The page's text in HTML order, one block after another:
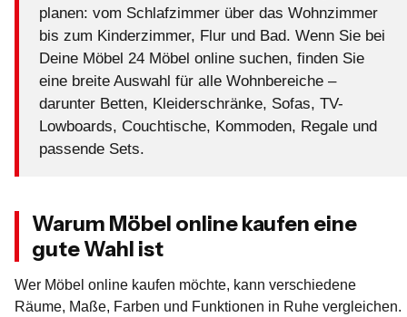
planen: vom Schlafzimmer über das Wohnzimmer
bis zum Kinderzimmer, Flur und Bad. Wenn Sie bei
Deine Möbel 24 Möbel online suchen, finden Sie
eine breite Auswahl für alle Wohnbereiche –
darunter Betten, Kleiderschränke, Sofas, TV-
Lowboards, Couchtische, Kommoden, Regale und
passende Sets.
Warum Möbel online kaufen eine
gute Wahl ist
Wer Möbel online kaufen möchte, kann verschiedene
Räume, Maße, Farben und Funktionen in Ruhe vergleichen.